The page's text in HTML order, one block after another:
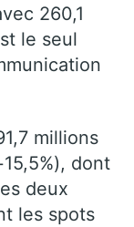
260,1
le seul
millions
dont
deux
les spots